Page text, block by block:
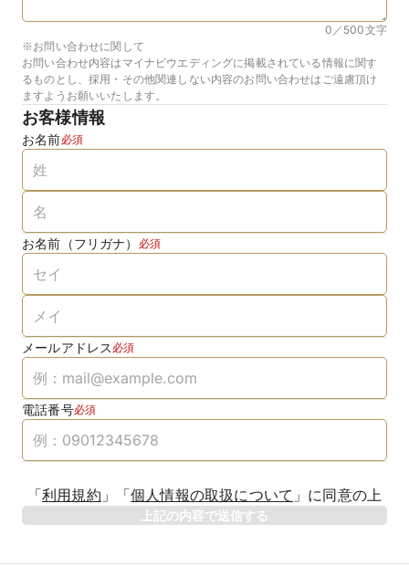
0／500文字
※お問い合わせに関して
お問い合わせ内容はマイナビウエディングに掲載されている情報に関す
るものとし、採用・その他関連しない内容のお問い合わせはご遠慮頂け
ますようお願いいたします。
お客様情報
お名前必須
お名前（フリガナ） 必須
メールアドレス 必須
電話番号必須
「利用規約 」 「個人情報の取扱について 」 に同意の上
上記の内容で送信する